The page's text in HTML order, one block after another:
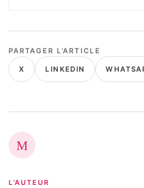
PARTAGER L’ARTICLE
X LINKEDIN
M
L’AUTEUR